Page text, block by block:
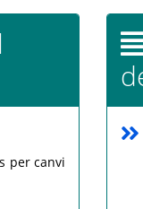
per canvi